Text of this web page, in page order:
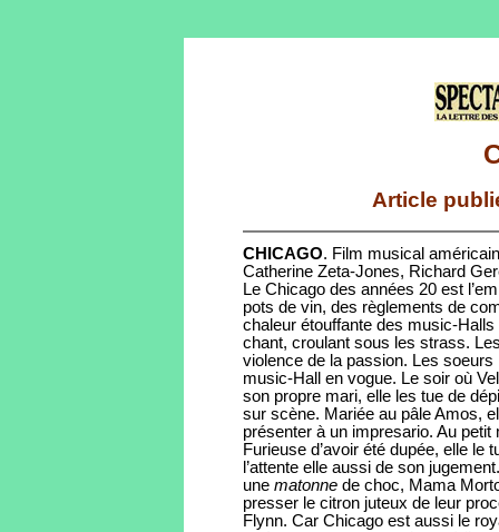
Article
CHICAGO. Film musical
Catherine Zeta-Jones, Richard
Le Chicago des années 20 est
pots de vin, des règlements de
chaleur étouffante des music-
chant, croulant sous les strass.
violence de la passion. Les
music-Hall en vogue. Le soir où
son propre mari, elle les tue de
sur scène. Mariée au pâle Amos,
présenter à un impresario. Au
Furieuse d’avoir été dupée, elle
l’attente elle aussi de son
une matonne de choc, Mama
presser le citron juteux de leur
Flynn. Car Chicago est aussi le